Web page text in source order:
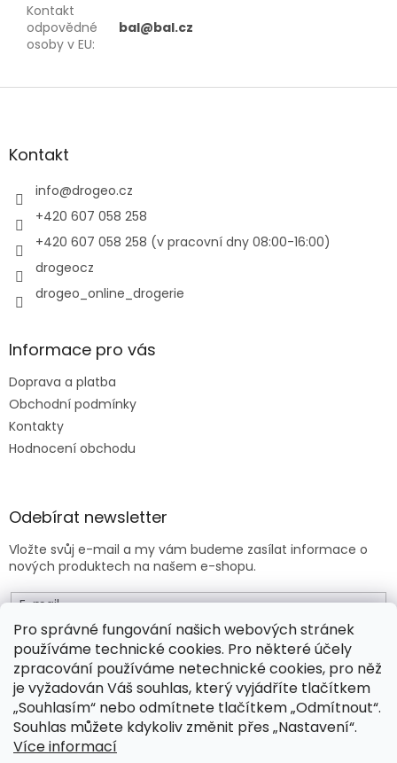
Pro správné fungování našich webových stránek
používáme technické cookies. Pro některé účely
zpracování používáme netechnické cookies, pro něž
je vyžadován Váš souhlas, který vyjádříte tlačítkem
„Souhlasím“ nebo odmítnete tlačítkem „Odmítnout“.
Souhlas můžete kdykoliv změnit přes „Nastavení“.
Více informací
Kontakt
odpovědné
osoby v EU:
bal@bal.cz
Z
aKontakt
info@drogeo.cz
+420 607 058 258
+420 607 058 258 (v pracovní dny 08:00-16:00)
drogeocz
drogeo_online_drogerie
Informace pro vás
Doprava a platba
Obchodní podmínky
Kontakty
Hodnocení obchodu
Odebírat newsletter
Vložte svůj e-mail a my vám budeme zasílat informace o
nových produktech na našem e-shopu.
E-mail
Vložením e-mailu souhlasíte sobchodními podmínkami .
PŘIHLÁSIT SE